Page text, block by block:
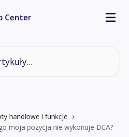
handlowe i funkcje
moja pozycja nie wykonuje DCA?